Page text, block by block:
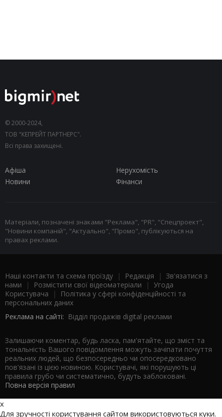
© 2000-2024,
ТОВ "КЕПРЕЙТ ПАРТНЕРС".
Всі права захищені.
Афіша
Нерухомість
Новини
Фінанси
Матеріали, позначені знаками "Реклама", "PR", "Спецпроект",
"Новини компаній", "Актуально", "Промо", публікуються на
правах реклами.
Наші контакти та схема проїзду | Редакція | Зв'язатися з
нами | Розмістити свої відеоматеріали | Угода
Користувача |
Політика у сфері конфіденційності та
персональних даних
Реклама на сайті: Відділ продажів digital реклами
Залишаючи коментар, будь ласка, пам'ятайте, що зміст та
тональність Вашого повідомлення можуть зачіпати почуття
реальних людей, що безпосередньо чи опосередковано
пов'язані із цією новиною. Користувачі, які порушують ці
правила грубо чи систематично, будуть заблоковані.
Повна версія правил
x
Для зручності користування сайтом використовуються куки.